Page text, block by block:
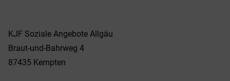
KJF Soziale Angebote Allgäu
Braut-und-Bahrweg 4
87435 Kempten